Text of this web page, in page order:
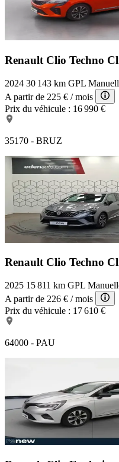
Renault Clio Techno
2024 30 143 km GPL
A partir de 225 € / mois
Prix du véhicule : 16 990 €
35170 - BRUZ
Renault Clio Techno
2025 15 811 km GPL
A partir de 226 € / mois
Prix du véhicule : 17 610 €
64000 - PAU